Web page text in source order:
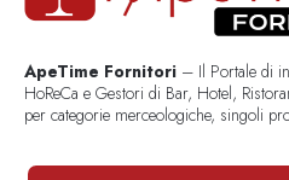
ApeTime Fornitori – Il Portale di
HoReCa e Gestori di Bar, Hotel,
per categorie merceologiche, singoli